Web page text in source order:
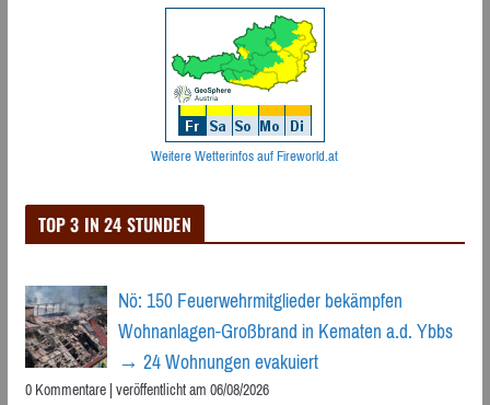
Weitere Wetterinfos auf Fireworld.at
TOP 3 IN 24 STUNDEN
Nö: 150 Feuerwehrmitglieder bekämpfen
Wohnanlagen-Großbrand in Kematen a.d. Ybbs
→ 24 Wohnungen evakuiert
0 Kommentare|veröffentlicht am 06/08/2026